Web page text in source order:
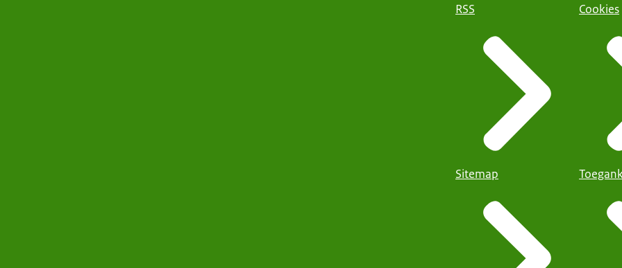
RSS
Sitemap
Cookies